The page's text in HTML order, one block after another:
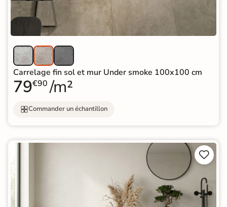
Carrelage fin sol et mur Under smoke 100x100 cm
79€90 /m²
Commander un échantillon

